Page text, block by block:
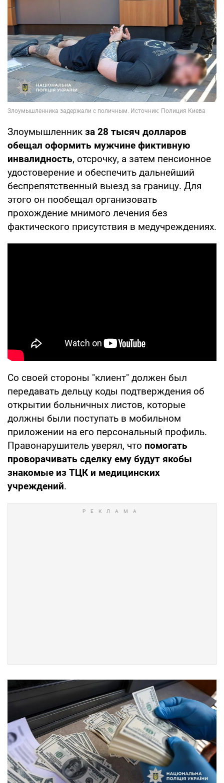
Злоумышленник за 28 тысяч долларов
обещал оформить мужчине фиктивную
инвалидность, отсрочку, а затем пенсионное
удостоверение и обеспечить дальнейший
беспрепятственный выезд за границу. Для
этого он пообещал организовать
прохождение мнимого лечения без
фактического присутствия в медучреждениях.
Со своей стороны "клиент" должен был
передавать дельцу коды подтверждения об
открытии больничных листов, которые
должны были поступать в мобильном
приложении на его персональный профиль.
Правонарушитель уверял, что помогать
проворачивать сделку ему будут якобы
знакомые из ТЦК и медицинских
учреждений.